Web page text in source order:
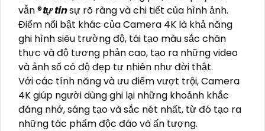
vẫn ®️tự tinsự rõ ràng và chi tiết của hình ảnh.
Điểm nổi bật khác của Camera 4K là khả năng
ghi hình siêu trường độ, tái tạo màu sắc chân
thực và độ tương phản cao, tạo ra những video
và ảnh số có độ đẹp tự nhiên như đời thật.
Với các tính năng và ưu điểm vượt trội, Camera
4K giúp người dùng ghi lại những khoảnh khắc
đáng nhớ, sáng tạo và sắc nét nhất, từ đó tạo ra
những tác phẩm độc đáo và ấn tượng.